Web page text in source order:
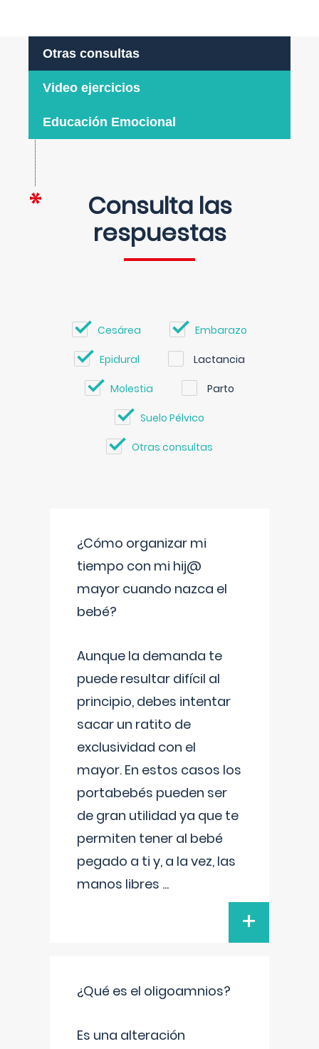
Otras consultas
Video ejercicios
Educación Emocional
Consulta las
respuestas
Cesárea Embarazo
Epidural Lactancia
Molestia Parto
Suelo Pélvico
Otras consultas
¿Cómo organizar mi
tiempo con mi hij@
mayor cuando nazca el
bebé?
Aunque la demanda te
puede resultar difícil al
principio, debes intentar
sacar un ratito de
exclusividad con el
mayor. En estos casos los
portabebés pueden ser
de gran utilidad ya que te
permiten tener al bebé
pegado a ti y, a la vez, las
manos libres ...
+
¿Qué es el oligoamnios?
Es una alteración